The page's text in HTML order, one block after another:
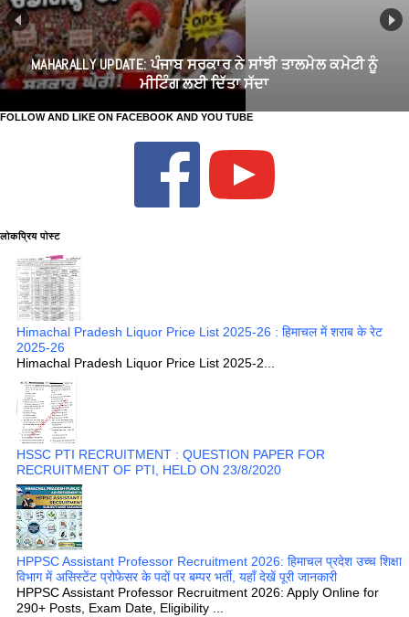
MAHARALLY UPDATE: ਪੰਜਾਬ ਸਰਕਾਰ ਨੇ ਸਾਂਝੀ ਤਾਲਮੇਲ ਕਮੇਟੀ ਨੂੰ
ਮੀਟਿੰਗ ਲਈ ਦਿੱਤਾ ਸੱਦਾ
FOLLOW AND LIKE ON FACEBOOK AND YOU TUBE
लोकप्रिय पोस्ट
Himachal Pradesh Liquor Price List 2025-26 : हिमाचल में शराब के रेट
2025-26
Himachal Pradesh Liquor Price List 2025-2...
HSSC PTI RECRUITMENT : QUESTION PAPER FOR
RECRUITMENT OF PTI, HELD ON 23/8/2020
HPPSC Assistant Professor Recruitment 2026: हिमाचल प्रदेश उच्च शिक्षा
विभाग में असिस्टेंट प्रोफेसर के पदों पर बम्पर भर्ती, यहाँ देखें पूरी जानकारी
HPPSC Assistant Professor Recruitment 2026: Apply Online for
290+ Posts, Exam Date, Eligibility ...